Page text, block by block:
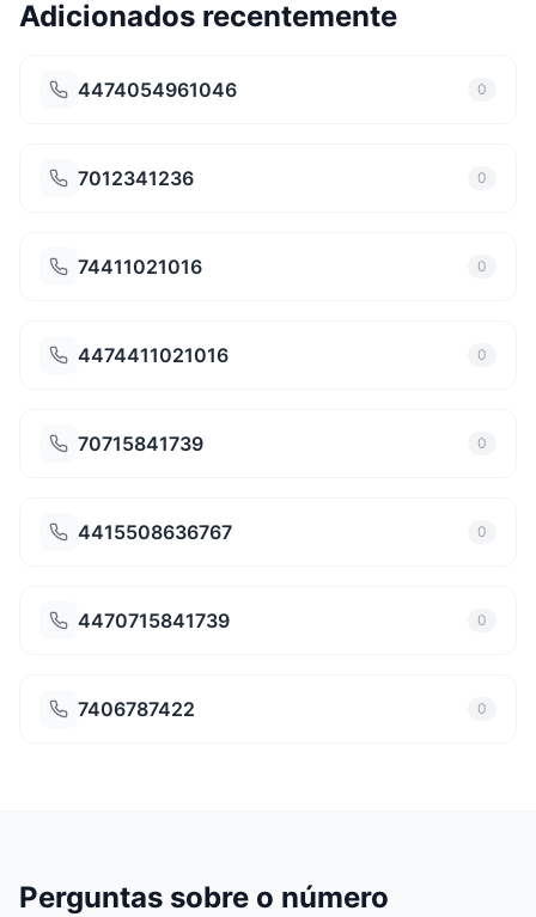
Adicionados recentemente
4474054961046 0
7012341236 0
74411021016 0
4474411021016 0
70715841739 0
4415508636767 0
4470715841739 0
7406787422 0
Perguntas sobre o número